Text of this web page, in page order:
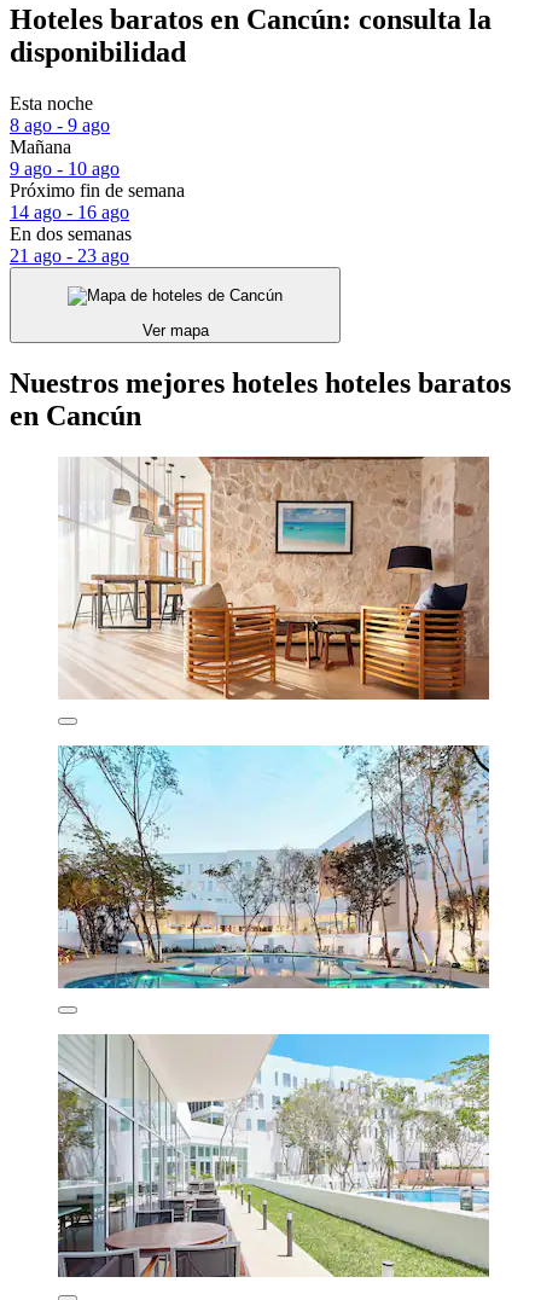
Hoteles baratos en Cancún: consulta la
disponibilidad
Esta noche
8 ago - 9 ago
Mañana
9 ago - 10 ago
Próximo fin de semana
14 ago - 16 ago
En dos semanas
21 ago - 23 ago
Ver mapa
Nuestros mejores hoteles hoteles baratos
en Cancún